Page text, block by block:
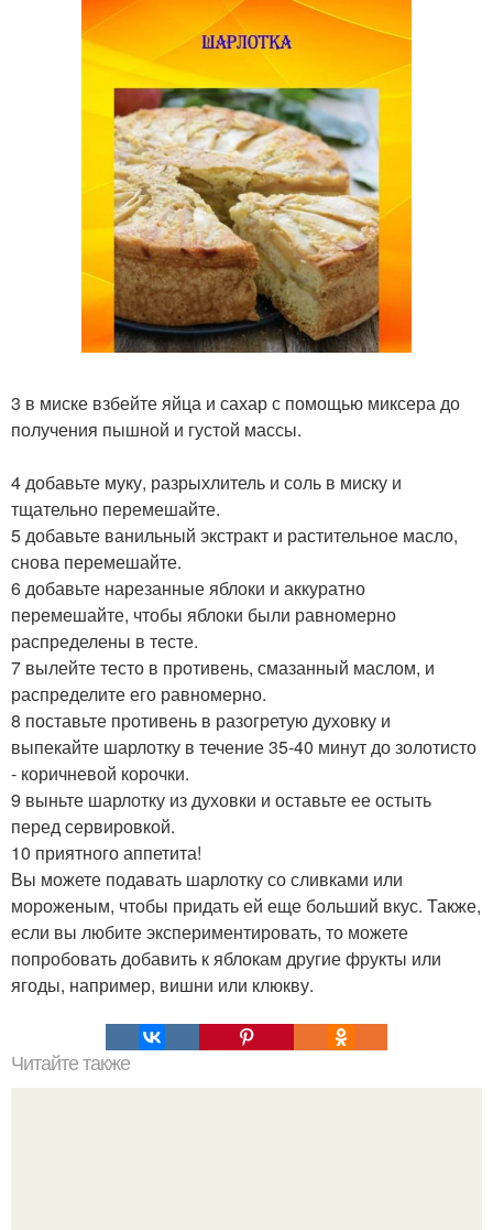
3 в миске взбейте яйца и сахар с помощью миксера до
получения пышной и густой массы.
4 добавьте муку, разрыхлитель и соль в миску и
тщательно перемешайте.
5 добавьте ванильный экстракт и растительное масло,
снова перемешайте.
6 добавьте нарезанные яблоки и аккуратно
перемешайте, чтобы яблоки были равномерно
распределены в тесте.
7 вылейте тесто в противень, смазанный маслом, и
распределите его равномерно.
8 поставьте противень в разогретую духовку и
выпекайте шарлотку в течение 35-40 минут до золотисто
- коричневой корочки.
9 выньте шарлотку из духовки и оставьте ее остыть
перед сервировкой.
10 приятного аппетита!
Вы можете подавать шарлотку со сливками или
мороженым, чтобы придать ей еще больший вкус. Также,
если вы любите экспериментировать, то можете
попробовать добавить к яблокам другие фрукты или
ягоды, например, вишни или клюкву.
Читайте также